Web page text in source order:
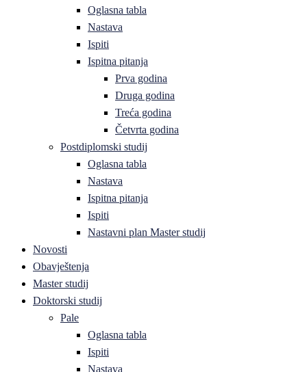
Oglasna tabla
Nastava
Ispiti
Ispitna pitanja
Prva godina
Druga godina
Treća godina
Četvrta godina
Postdiplomski studij
Oglasna tabla
Nastava
Ispitna pitanja
Ispiti
Nastavni plan Master studij
Novosti
Obavještenja
Master studij
Doktorski studij
Pale
Oglasna tabla
Ispiti
Nastava